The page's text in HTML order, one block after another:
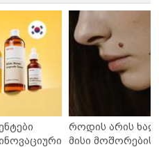
როდის არის
მისი მოშორების